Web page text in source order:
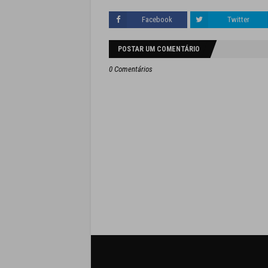
Facebook Twitter
POSTAR UM COMENTÁRIO
0 Comentários